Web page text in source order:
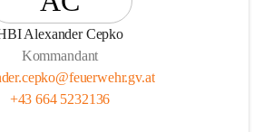
Alexander Cepko
Kommandant
+43 664 5232136